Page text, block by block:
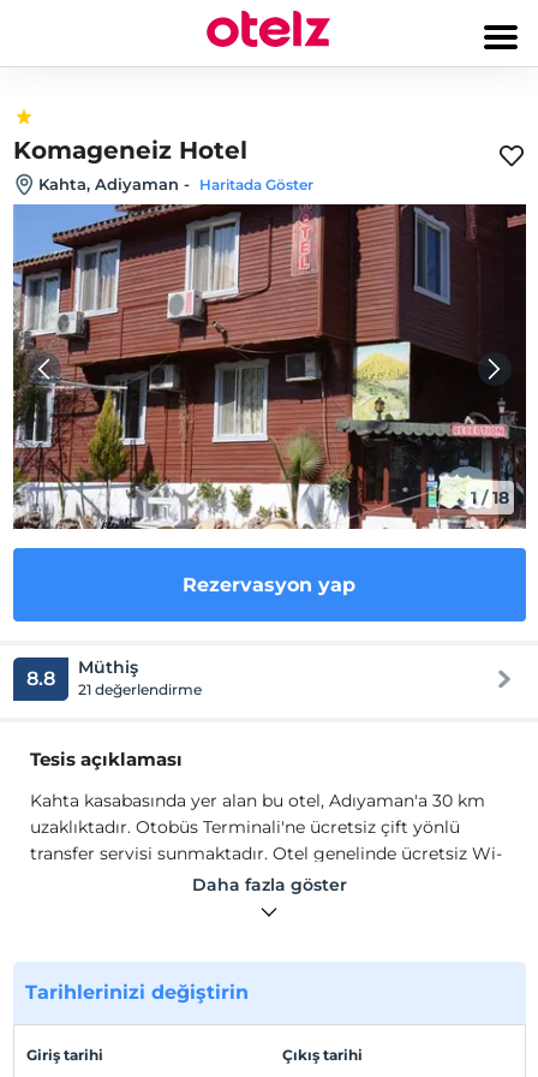
Komageneiz Hotel
Kahta, Adiyaman - Haritada Göster
1/18
Rezervasyon yap
8.8 Müthiş
21 değerlendirme
Tesis açıklaması
Kahta kasabasında yer alan bu otel, Adıyaman'a 30 km
uzaklıktadır. Otobüs Terminali'ne ücretsiz çift yönlü
transfer servisi sunmaktadır. Otel genelinde ücretsiz Wi-
Fi erişiminden yararlanabilirsiniz. Nemrut Kommagene
Hotel'in klimalı odaları ahşap duvarlar ve tavan ile
banyoda duş, ücretsiz banyo malzemeleri ve saç
kurutma makinesi mevcuttur.
transfer servisi sunmaktadır. Otel genelinde ücretsiz Wi-
Daha fazla göster
Tarihlerinizi değiştirin
Giriş tarihi Çıkış tarihi